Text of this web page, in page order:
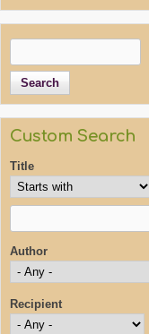
Custom Search
Title
Author
Recipient